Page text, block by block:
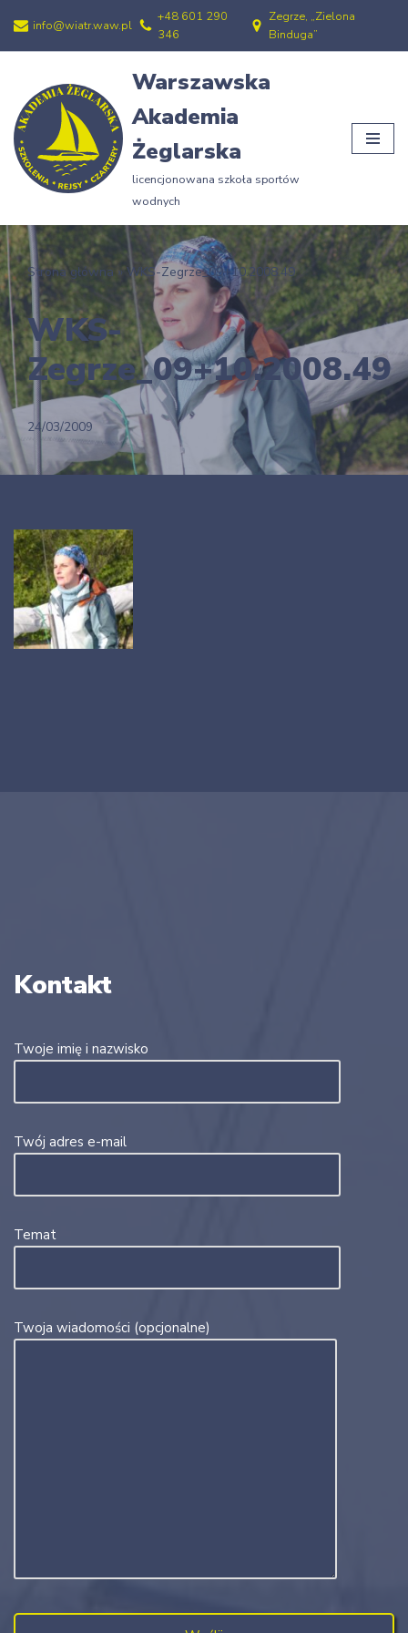
Przejdź
treści
info@wiatr.waw.pl
+48 601 290
346
Zegrze, „Zielona
Binduga”
Warszawska
Akademia
Żeglarska
licencjonowana szkoła sportów
wodnych
Strona główna »WKS-Zegrze_09+10.2008.49
WKS-
Zegrze_09+10.2008.49
24/03/2009
Kontakt
Twoje imię i nazwisko
Twój adres e-mail
Temat
Twoja wiadomości (opcjonalne)